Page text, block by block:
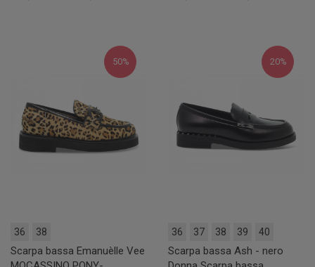
50%
36 38
Scarpa bassa Emanuèlle Vee
20%
36 37 38 39 40
Scarpa bassa Ash - nero